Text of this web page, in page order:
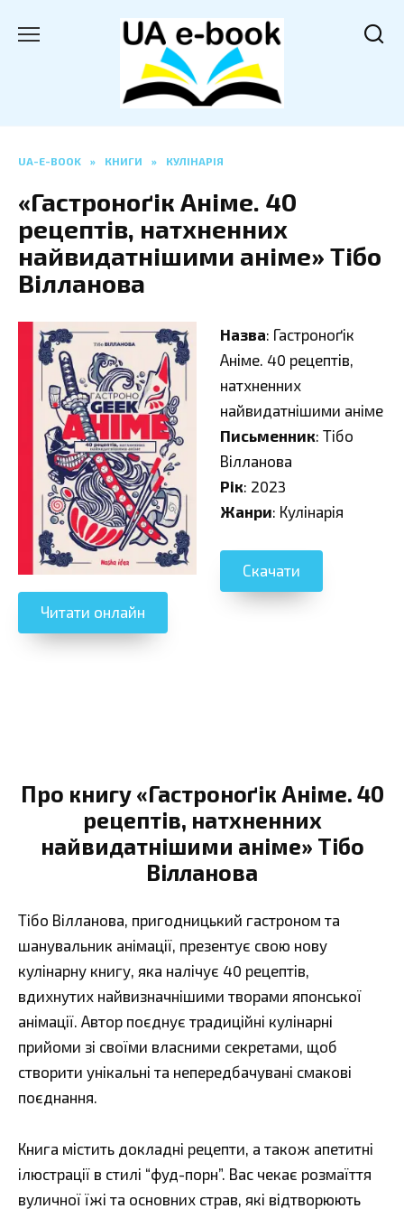
UA-E-BOOK » КНИГИ » КУЛІНАРІЯ
«Гастроноґік Аніме. 40
рецептів, натхненних
найвидатнішими аніме» Тібо
Вілланова
Назва: Гастроноґік
Аніме. 40 рецептів,
натхненних
найвидатнішими аніме
Письменник: Тібо
Вілланова
Рік: 2023
Жанри: Кулінарія
Скачати
Читати онлайн
Про книгу «Гастроноґік Аніме. 40
рецептів, натхненних
найвидатнішими аніме» Тібо
Вілланова
Тібо Вілланова, пригодницький гастроном та
шанувальник анімації, презентує свою нову
кулінарну книгу, яка налічує 40 рецептів,
вдихнутих найвизначнішими творами японської
анімації. Автор поєднує традиційні кулінарні
прийоми зі своїми власними секретами, щоб
створити унікальні та непередбачувані смакові
поєднання.
Книга містить докладні рецепти, а також апетитні
ілюстрації в стилі “фуд-порн”. Вас чекає розмаїття
вуличної їжі та основних страв, які відтворюють